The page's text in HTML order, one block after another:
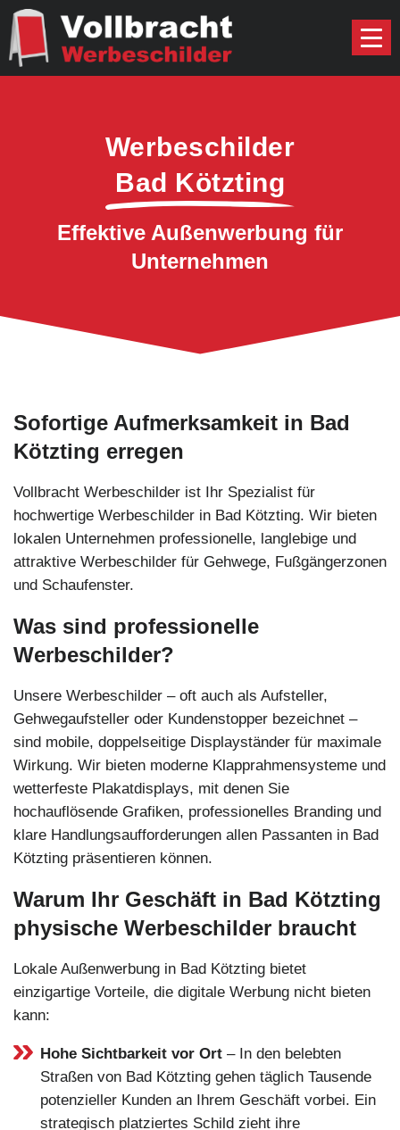
Werbeschilder
Bad Kötzting
Effektive Außenwerbung für
Unternehmen
Sofortige Aufmerksamkeit in Bad
Kötzting erregen
Vollbracht Werbeschilder ist Ihr Spezialist für
hochwertige Werbeschilder in Bad Kötzting. Wir bieten
lokalen Unternehmen professionelle, langlebige und
attraktive Werbeschilder für Gehwege, Fußgängerzonen
und Schaufenster.
Was sind professionelle
Werbeschilder?
Unsere Werbeschilder – oft auch als Aufsteller,
Gehwegaufsteller oder Kundenstopper bezeichnet –
sind mobile, doppelseitige Displayständer für maximale
Wirkung. Wir bieten moderne Klapprahmensysteme und
wetterfeste Plakatdisplays, mit denen Sie
hochauflösende Grafiken, professionelles Branding und
klare Handlungsaufforderungen allen Passanten in Bad
Kötzting präsentieren können.
Warum Ihr Geschäft in Bad Kötzting
physische Werbeschilder braucht
Lokale Außenwerbung in Bad Kötzting bietet
einzigartige Vorteile, die digitale Werbung nicht bieten
kann:
Hohe Sichtbarkeit vor Ort – In den belebten
Straßen von Bad Kötzting gehen täglich Tausende
potenzieller Kunden an Ihrem Geschäft vorbei. Ein
strategisch platziertes Schild zieht ihre